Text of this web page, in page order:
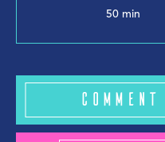
50 min